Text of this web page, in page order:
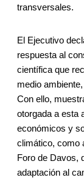
transversales.
El Ejecutivo
respuesta al
científica que
medio
Con ello,
otorgada a esta
económicos y
climático, como
Foro de Davos,
adaptación al